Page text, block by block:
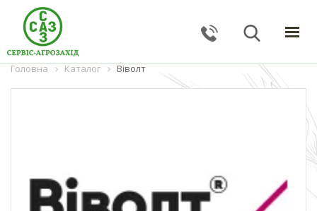
ГОЛОВНА
КАТАЛОГ
КОНТАКТИ
Головна Каталог Віволт